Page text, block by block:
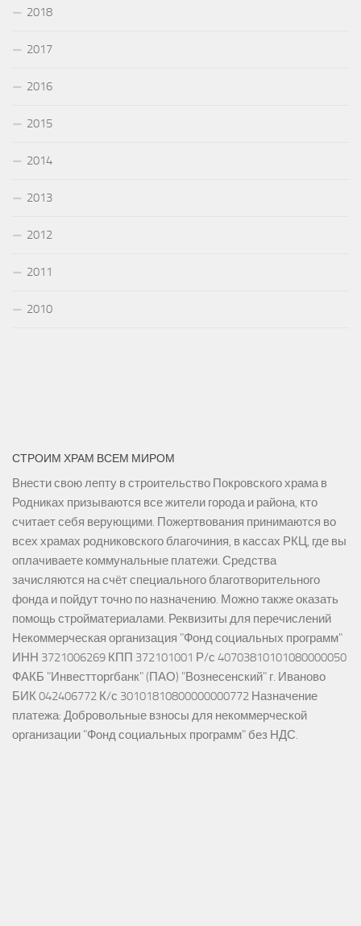
2018
2017
2016
2015
2014
2013
2012
2011
2010
СТРОИМ ХРАМ ВСЕМ МИРОМ
Внести свою лепту в строительство Покровского храма в
Родниках призываются все жители города и района, кто
считает себя верующими. Пожертвования принимаются во
всех храмах родниковского благочиния, в кассах РКЦ, где вы
оплачиваете коммунальные платежи. Средства
зачисляются на счёт специального благотворительного
фонда и пойдут точно по назначению. Можно также оказать
помощь стройматериалами. Реквизиты для перечислений
Некоммерческая организация "Фонд социальных программ"
ИНН 3721006269 КПП 372101001 Р/с 40703810101080000050
ФАКБ "Инвестторгбанк" (ПАО) "Вознесенский" г. Иваново
БИК 042406772 К/с 30101810800000000772 Назначение
платежа: Добровольные взносы для некоммерческой
организации "Фонд социальных программ" без НДС.